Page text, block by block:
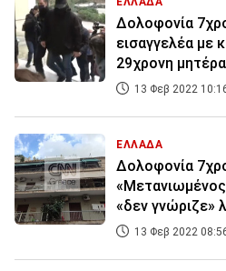
Δολοφονία
εισαγγελέα με
29χρονη
13 Φεβ 2022
ΕΛΛΑΔΑ
Δολοφονία
«δεν γνώριζε»
13 Φεβ 2022